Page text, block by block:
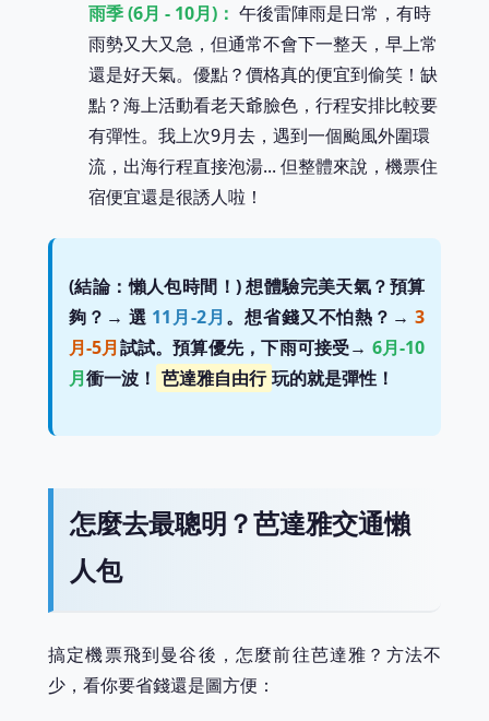
雨季 (6月 - 10月)： 午後雷陣雨是日常，有時
雨勢又大又急，但通常不會下一整天，早上常
還是好天氣。優點？價格真的便宜到偷笑！缺
點？海上活動看老天爺臉色，行程安排比較要
有彈性。我上次9月去，遇到一個颱風外圍環
流，出海行程直接泡湯... 但整體來說，機票住
宿便宜還是很誘人啦！
(結論：懶人包時間！) 想體驗完美天氣？預算
夠？→ 選 11月-2月 。想省錢又不怕熱？→3
月-5月試試。預算優先，下雨可接受→ 6月-10
月衝一波！ 芭達雅自由行 玩的就是彈性！
怎麼去最聰明？芭達雅交通懶
人包
搞定機票飛到曼谷後，怎麼前往芭達雅？方法不
少，看你要省錢還是圖方便：